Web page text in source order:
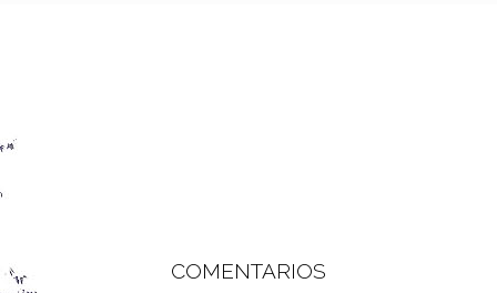
COMENTARIOS